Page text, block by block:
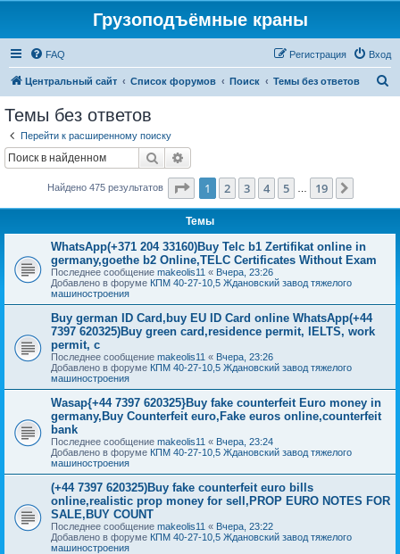
Грузоподъёмные краны
FAQ Вход
Регистрация
Центральный сайт Список форумов Поиск Темы без ответов
Темы без ответов
Перейти к расширенному поиску
Поиск
Найдено 475 результатов Страница из 19
1 2 3 4 5 19
Темы
WhatsApp(+371 204 33160)Buy Telc b1 Zertifikat online in
germany,goethe b2 Online,TELC Certificates Without Exam
Последнее сообщение makeolis11 « Вчера, 23:26
Добавлено в форуме КПМ 40-27-10,5 Ждановский завод тяжелого
машиностроения
Buy german ID Card,buy EU ID Card online WhatsApp(+44
7397 620325)Buy green card,residence permit, IELTS, work
permit, c
Последнее сообщение makeolis11 « Вчера, 23:26
Добавлено в форуме КПМ 40-27-10,5 Ждановский завод тяжелого
машиностроения
Wasap{+44 7397 620325}Buy fake counterfeit Euro money in
germany,Buy Counterfeit euro,Fake euros online,counterfeit
bank
Последнее сообщение makeolis11 « Вчера, 23:24
Добавлено в форуме КПМ 40-27-10,5 Ждановский завод тяжелого
машиностроения
(+44 7397 620325)Buy fake counterfeit euro bills
online,realistic prop money for sell,PROP EURO NOTES FOR
SALE,BUY COUNT
Последнее сообщение makeolis11 « Вчера, 23:22
Добавлено в форуме КПМ 40-27-10,5 Ждановский завод тяжелого
машиностроения